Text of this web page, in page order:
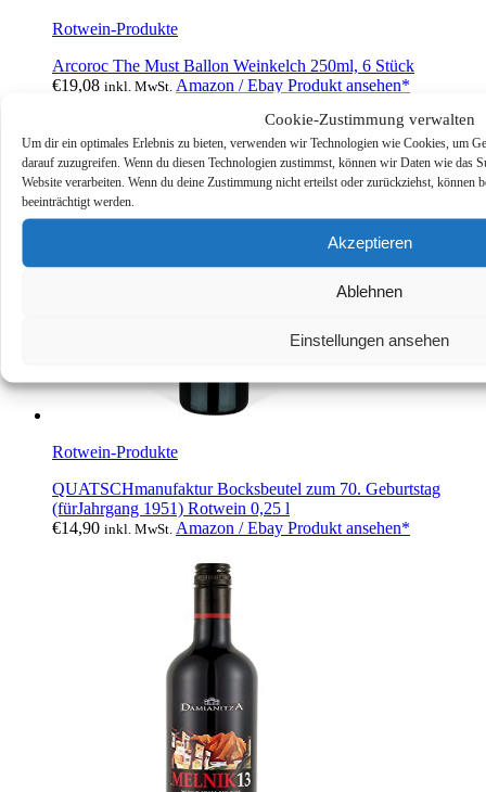
Rotwein-Produkte
Arcoroc The Must Ballon Weinkelch 250ml, 6 Stück
€19,08 inkl. MwSt. Amazon / Ebay Produkt ansehen*
Rotwein-Produkte
QUATSCHmanufaktur Bocksbeutel zum 70. Geburtstag
(fürJahrgang 1951) Rotwein 0,25 l
€14,90 inkl. MwSt. Amazon / Ebay Produkt ansehen*
Cookie-Zustimmung verwalten
Um dir ein optimales Erlebnis zu bieten, verwenden wir Technologien wie Cookies, um
darauf zuzugreifen. Wenn du diesen Technologien zustimmst, können wir Daten wie das
Website verarbeiten. Wenn du deine Zustimmung nicht erteilst oder zurückziehst, können
beeinträchtigt werden.
Akzeptieren
Ablehnen
Einstellungen ansehen